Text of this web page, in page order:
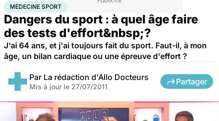
AccueilBien-êtreSport santé Médecine sport
MÉDECINE SPORT
Dangers du sport : à quel âge faire
des tests d'effort&nbsp;?
J'ai 64 ans, et j'ai toujours fait du sport. Faut-il, à mon
âge, un bilan cardiaque ou une épreuve d'effort ?
Par La rédaction d'Allo Docteurs
Mis à jour le 27/07/2011
Partager